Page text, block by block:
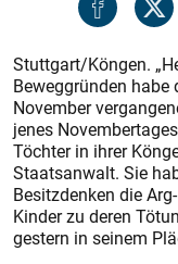
Stuttgart/Köngen.
Beweggründen
November
jenes
Töchter in ihrer
Staatsanwalt. Sie
Besitzdenken die
Kinder zu deren
gestern in seinem